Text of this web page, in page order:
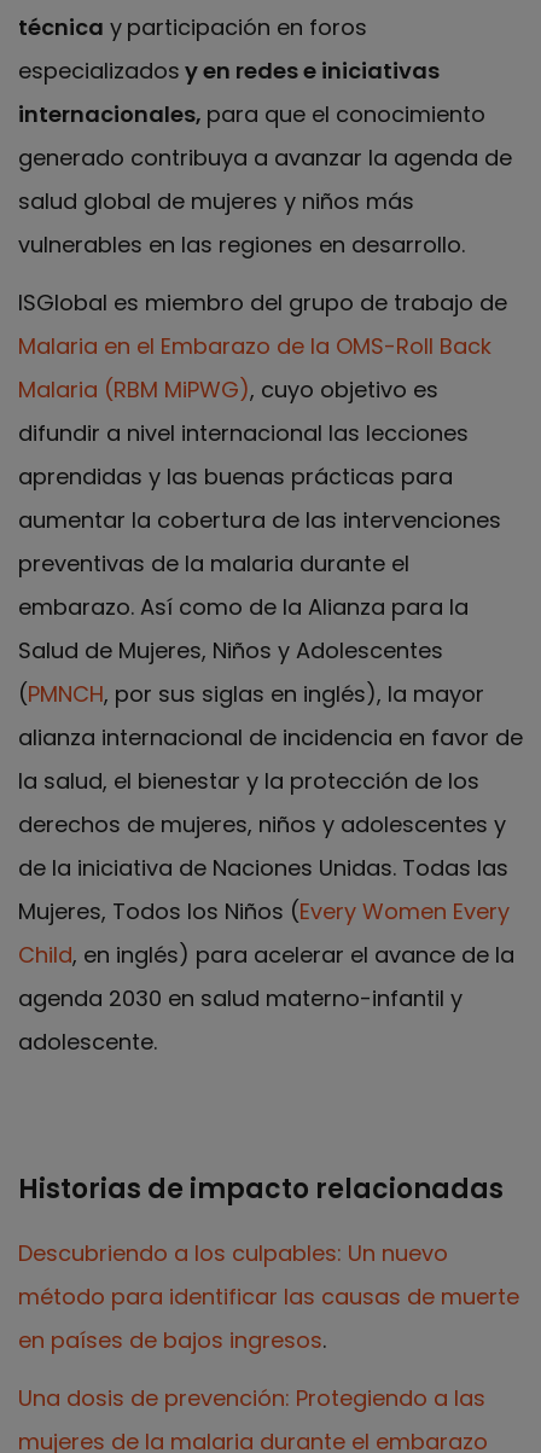
técnica y participación en foros
especializados yen redes e iniciativas
internacionales, para que el conocimiento
generado contribuya a avanzar la agenda de
salud global de mujeres y niños más
vulnerables en las regiones en desarrollo.
ISGlobal es miembro del grupo de trabajo de
Malaria en el Embarazo de la OMS-Roll Back
Malaria (RBM MiPWG), cuyo objetivo es
difundir a nivel internacional las lecciones
aprendidas y las buenas prácticas para
aumentar la cobertura de las intervenciones
preventivas de la malaria durante el
embarazo. Así como de la Alianza para la
Salud de Mujeres, Niños y Adolescentes
(PMNCH, por sus siglas en inglés), la mayor
alianza internacional de incidencia en favor de
la salud, el bienestar y la protección de los
derechos de mujeres, niños y adolescentes y
de la iniciativa de Naciones Unidas. Todas las
Mujeres, Todos los Niños (Every Women Every
Child, en inglés) para acelerar el avance de la
agenda 2030 en salud materno-infantil y
adolescente.
Historias de impacto relacionadas
Descubriendo a los culpables: Un nuevo
método para identificar las causas de muerte
en países de bajos ingresos.
Una dosis de prevención: Protegiendo a las
mujeres de la malaria durante el embarazo